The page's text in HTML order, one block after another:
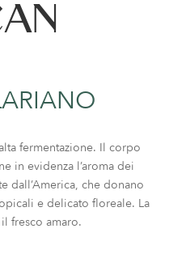
fermentazione. Il corpo
in evidenza l’aroma dei
dall’America, che donano
e delicato floreale. La
fresco amaro.